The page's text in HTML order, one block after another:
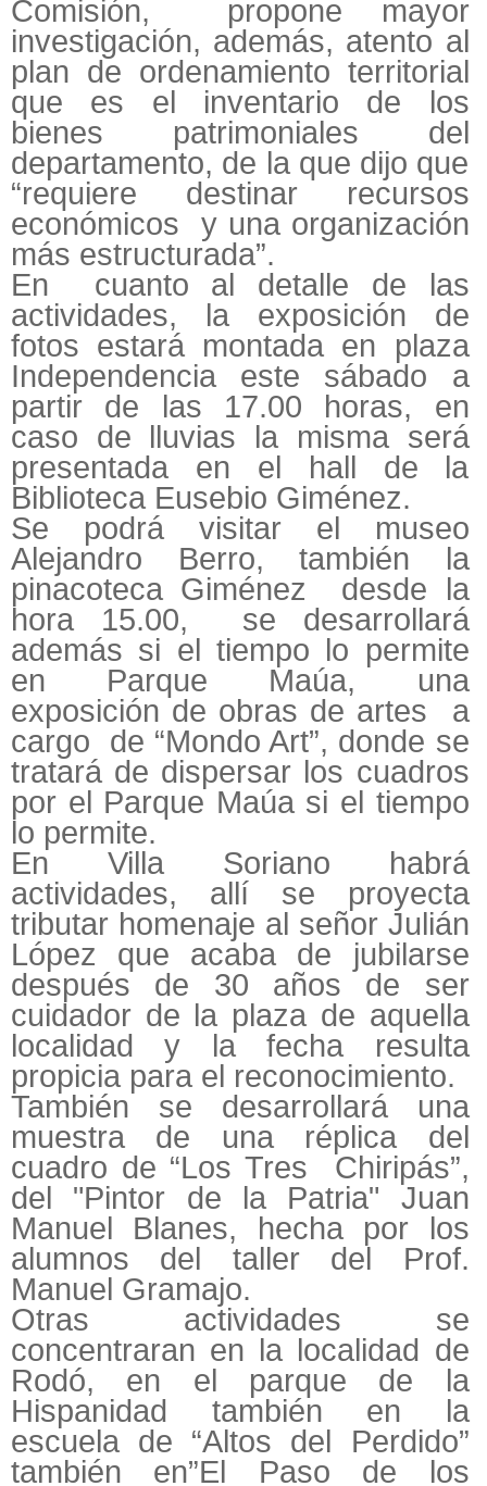
Comisión, propone mayor
investigación, además, atento al
plan de ordenamiento territorial
que es el inventario de los
bienes patrimoniales del
departamento, de la que dijo que
“requiere destinar recursos
económicos y una organización
más estructurada”.
En cuanto al detalle de las
actividades, la exposición de
fotos estará montada en plaza
Independencia este sábado a
partir de las 17.00 horas, en
caso de lluvias la misma será
presentada en el hall de la
Biblioteca Eusebio Giménez.
Se podrá visitar el museo
Alejandro Berro, también la
pinacoteca Giménez desde la
hora 15.00, se desarrollará
además si el tiempo lo permite
en Parque Maúa, una
exposición de obras de artes a
cargo de “Mondo Art”, donde se
tratará de dispersar los cuadros
por el Parque Maúa si el tiempo
lo permite.
En Villa Soriano habrá
actividades, allí se proyecta
tributar homenaje al señor Julián
López que acaba de jubilarse
después de 30 años de ser
cuidador de la plaza de aquella
localidad y la fecha resulta
propicia para el reconocimiento.
También se desarrollará una
muestra de una réplica del
cuadro de “Los Tres Chiripás”,
del "Pintor de la Patria" Juan
Manuel Blanes, hecha por los
alumnos del taller del Prof.
Manuel Gramajo.
Otras actividades se
concentraran en la localidad de
Rodó, en el parque de la
Hispanidad también en la
escuela de “Altos del Perdido”
también en”El Paso de los